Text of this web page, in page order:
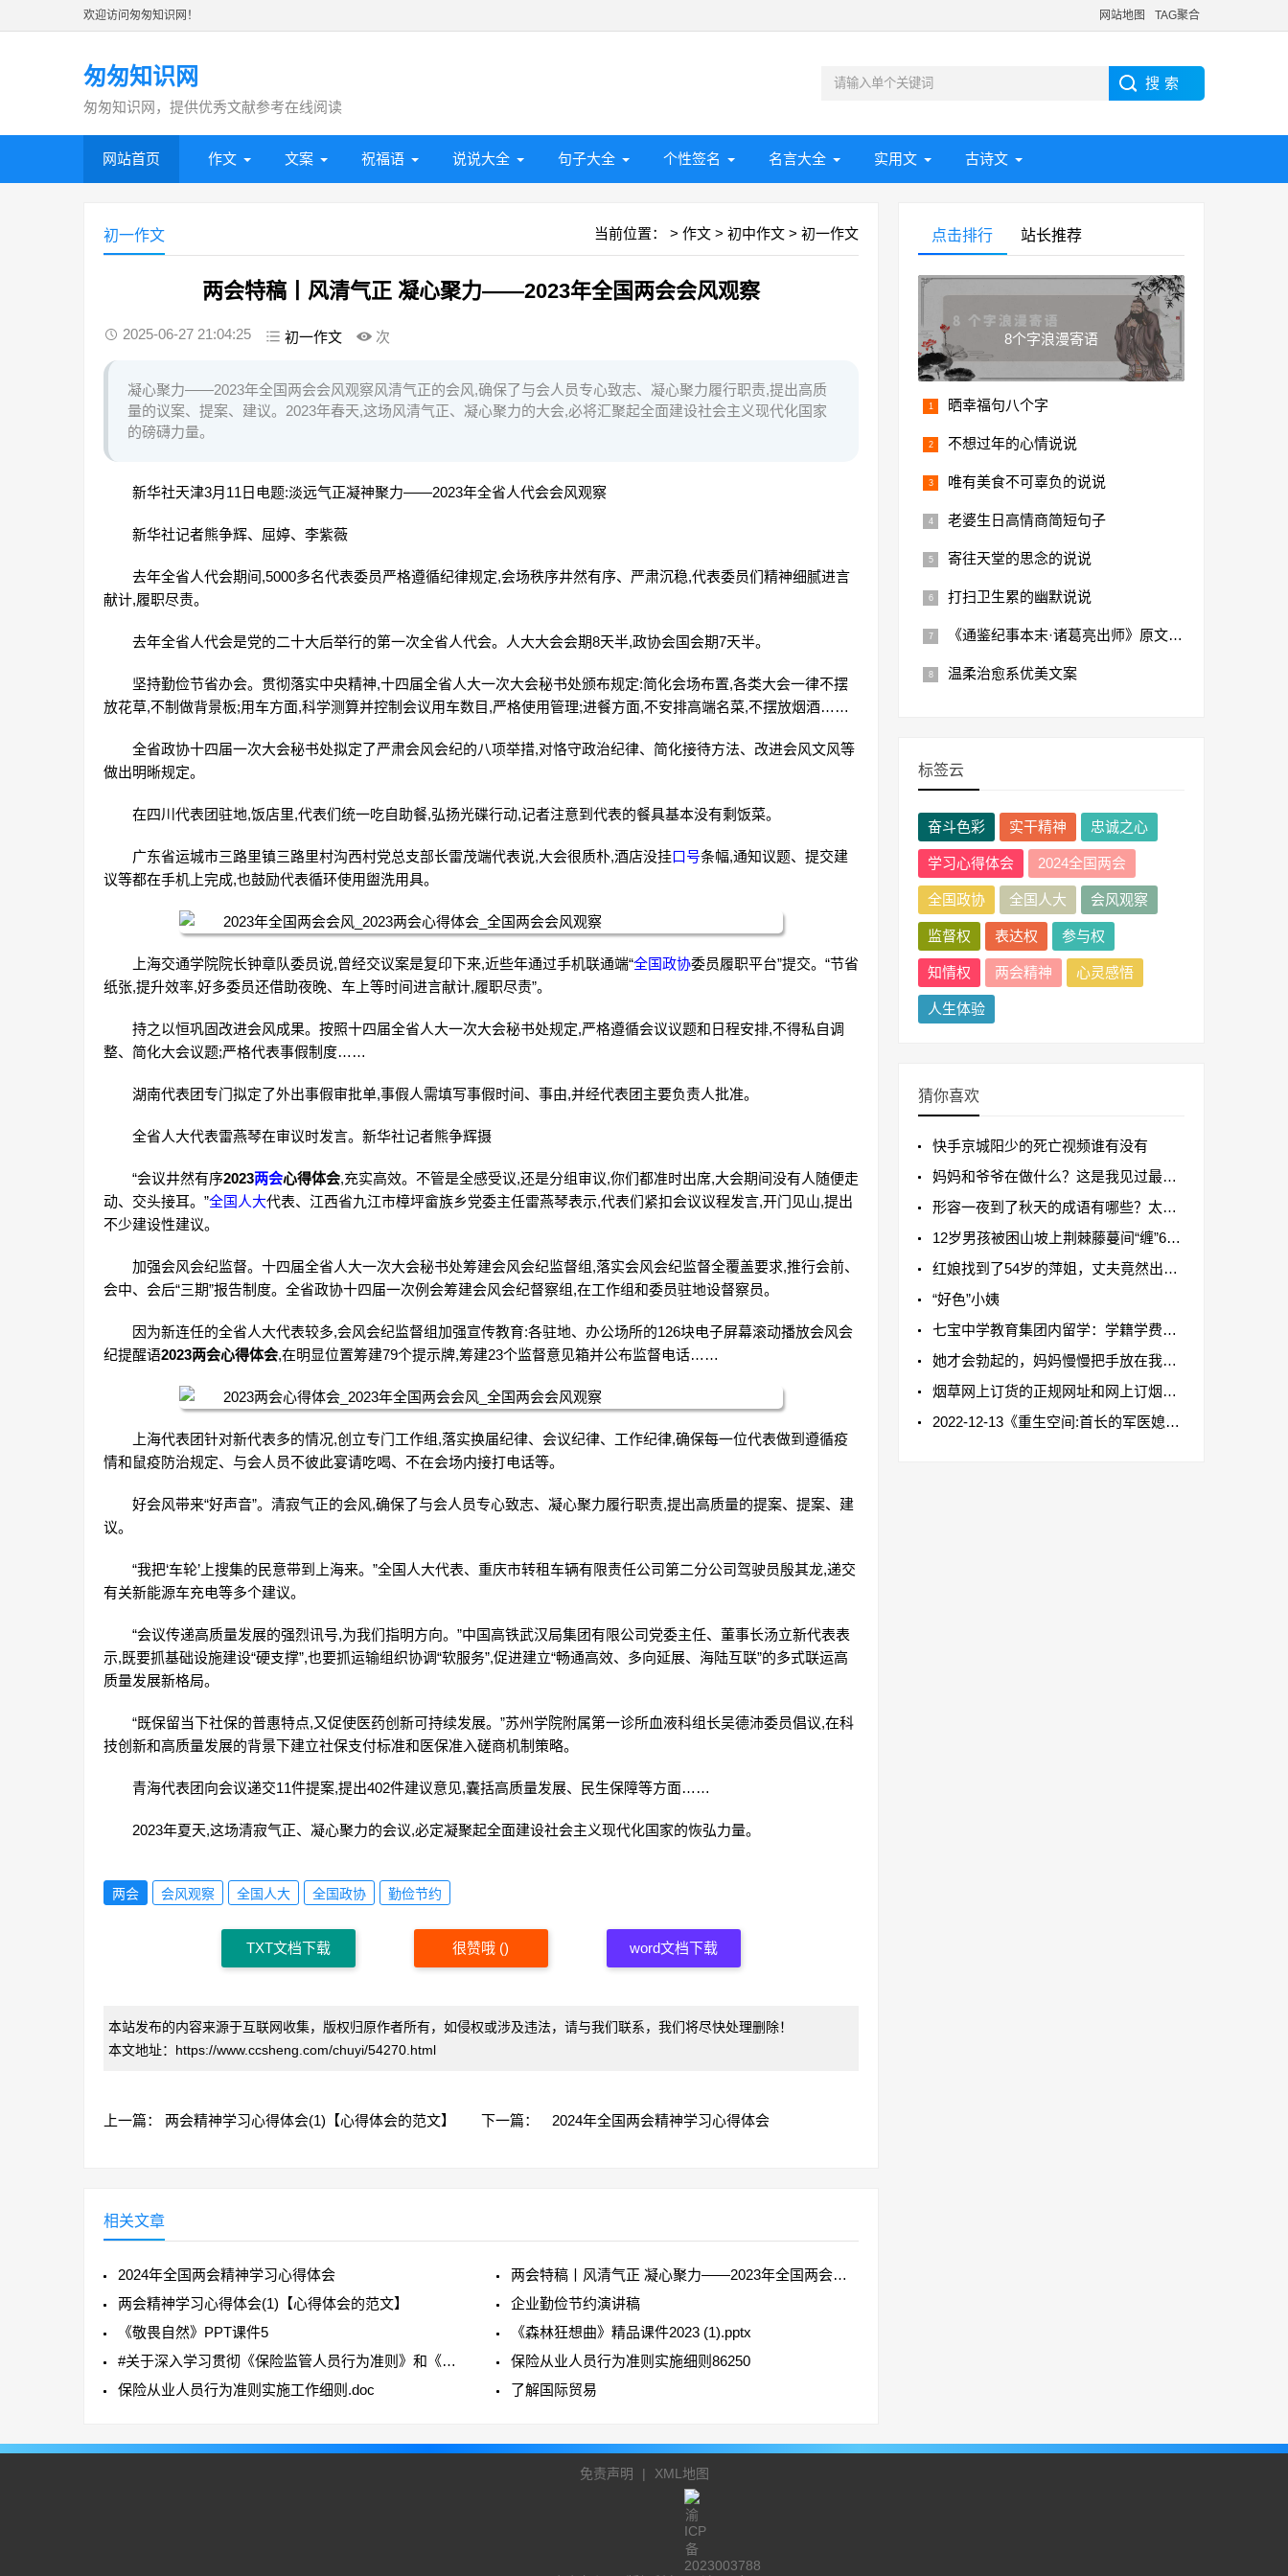
欢迎访问匆匆知识网！ 网站地图 TAG聚合
匆匆知识网
匆匆知识网，提供优秀文献参考在线阅读
网站首页 作文 文案 祝福语 说说大全 句子大全 个性签名 名言大全 实用文 古诗文
当前位置： > 作文 > 初中作文 > 初一作文
初一作文
两会特稿丨风清气正 凝心聚力——2023年全国两会会风观察
2025-06-27 21:04:25 初一作文 次
凝心聚力——2023年全国两会会风观察风清气正的会风,确保了与会人员专心致志、凝心聚力履行职责,提出高质
量的议案、提案、建议。2023年春天,这场风清气正、凝心聚力的大会,必将汇聚起全面建设社会主义现代化国家
的磅礴力量。
新华社天津3月11日电题:淡远气正凝神聚力——2023年全省人代会会风观察
新华社记者熊争辉、屈婷、李紫薇
去年全省人代会期间,5000多名代表委员严格遵循纪律规定,会场秩序井然有序、严肃沉稳,代表委员们精神细腻进言
献计,履职尽责。
去年全省人代会是党的二十大后举行的第一次全省人代会。人大大会会期8天半,政协会国会期7天半。
坚持勤俭节省办会。贯彻落实中央精神,十四届全省人大一次大会秘书处颁布规定:简化会场布置,各类大会一律不摆
放花草,不制做背景板;用车方面,科学测算并控制会议用车数目,严格使用管理;进餐方面,不安排高端名菜,不摆放烟酒……
全省政协十四届一次大会秘书处拟定了严肃会风会纪的八项举措,对恪守政治纪律、简化接待方法、改进会风文风等
做出明晰规定。
在四川代表团驻地,饭店里,代表们统一吃自助餐,弘扬光碟行动,记者注意到代表的餐具基本没有剩饭菜。
广东省运城市三路里镇三路里村沟西村党总支部长雷茂端代表说,大会很质朴,酒店没挂口号条幅,通知议题、提交建
议等都在手机上完成,也鼓励代表循环使用盥洗用具。
上海交通学院院长钟章队委员说,曾经交议案是复印下来,近些年通过手机联通端“全国政协委员履职平台”提交。“节省
纸张,提升效率,好多委员还借助夜晚、车上等时间进言献计,履职尽责”。
持之以恒巩固改进会风成果。按照十四届全省人大一次大会秘书处规定,严格遵循会议议题和日程安排,不得私自调
整、简化大会议题;严格代表事假制度……
湖南代表团专门拟定了外出事假审批单,事假人需填写事假时间、事由,并经代表团主要负责人批准。
全省人大代表雷燕琴在审议时发言。新华社记者熊争辉摄
“会议井然有序2023两会心得体会,充实高效。不管是全感受议,还是分组审议,你们都准时出席,大会期间没有人随便走
动、交头接耳。”全国人大代表、江西省九江市樟坪畲族乡党委主任雷燕琴表示,代表们紧扣会议议程发言,开门见山,提出
不少建设性建议。
加强会风会纪监督。十四届全省人大一次大会秘书处筹建会风会纪监督组,落实会风会纪监督全覆盖要求,推行会前、
会中、会后“三期”报告制度。全省政协十四届一次例会筹建会风会纪督察组,在工作组和委员驻地设督察员。
因为新连任的全省人大代表较多,会风会纪监督组加强宣传教育:各驻地、办公场所的126块电子屏幕滚动播放会风会
纪提醒语2023两会心得体会,在明显位置筹建79个提示牌,筹建23个监督意见箱并公布监督电话……
上海代表团针对新代表多的情况,创立专门工作组,落实换届纪律、会议纪律、工作纪律,确保每一位代表做到遵循疫
情和鼠疫防治规定、与会人员不彼此宴请吃喝、不在会场内接打电话等。
好会风带来“好声音”。清寂气正的会风,确保了与会人员专心致志、凝心聚力履行职责,提出高质量的提案、提案、建
议。
“我把‘车轮’上搜集的民意带到上海来。”全国人大代表、重庆市转租车辆有限责任公司第二分公司驾驶员殷其龙,递交
有关新能源车充电等多个建议。
“会议传递高质量发展的强烈讯号,为我们指明方向。”中国高铁武汉局集团有限公司党委主任、董事长汤立新代表表
示,既要抓基础设施建设“硬支撑”,也要抓运输组织协调“软服务”,促进建立“畅通高效、多向延展、海陆互联”的多式联运高
质量发展新格局。
“既保留当下社保的普惠特点,又促使医药创新可持续发展。”苏州学院附属第一诊所血液科组长吴德沛委员倡议,在科
技创新和高质量发展的背景下建立社保支付标准和医保准入磋商机制策略。
青海代表团向会议递交11件提案,提出402件建议意见,囊括高质量发展、民生保障等方面……
2023年夏天,这场清寂气正、凝心聚力的会议,必定凝聚起全面建设社会主义现代化国家的恢弘力量。
两会 会风观察 全国人大 全国政协 勤俭节约
TXT文档下载 很赞哦 () word文档下载
本站发布的内容来源于互联网收集，版权归原作者所有，如侵权或涉及违法，请与我们联系，我们将尽快处理删除！
本文地址：https://www.ccsheng.com/chuyi/54270.html
上一篇： 两会精神学习心得体会(1)【心得体会的范文】 下一篇： 2024年全国两会精神学习心得体会
相关文章
2024年全国两会精神学习心得体会
两会特稿丨风清气正 凝心聚力——2023年全国两会会风观察
两会精神学习心得体会(1)【心得体会的范文】
企业勤俭节约演讲稿
《敬畏自然》PPT课件5
《森林狂想曲》精品课件2023 (1).pptx
#关于深入学习贯彻《保险监管人员行为准则》和《保险从业人员行为准则》的通知
保险从业人员行为准则实施细则86250
保险从业人员行为准则实施工作细则.doc
了解国际贸易
点击排行 站长推荐
8个字浪漫寄语
晒幸福句八个字
不想过年的心情说说
唯有美食不可辜负的说说
老婆生日高情商简短句子
寄往天堂的思念的说说
打扫卫生累的幽默说说
《通鉴纪事本末·诸葛亮出师》原文及翻译
温柔治愈系优美文案
标签云
奋斗色彩 实干精神 忠诚之心
学习心得体会 2024全国两会
全国政协 全国人大 会风观察
监督权 表达权 参与权
知情权 两会精神 心灵感悟
人生体验
猜你喜欢
快手京城阳少的死亡视频谁有没有
妈妈和爷爷在做什么？这是我见过最机智的回答
形容一夜到了秋天的成语有哪些？太齐全了！
12岁男孩被困山坡上荆棘藤蔓间“缠”6个钟头
红娘找到了54岁的萍姐，丈夫竟然出轨了
“好色”小姨
七宝中学教育集团内留学：学籍学费仍留原校
她才会勃起的，妈妈慢慢把手放在我的帐篷上细声
烟草网上订货的正规网址和网上订烟的相应操作流程
2022-12-13《重生空间:首长的军医媳妇》txt下载
免责声明 | XML地图